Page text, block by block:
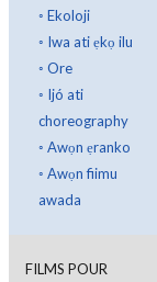
◦ Ekoloji
◦ Iwa ati ẹkọ ilu
◦ Ore
◦ Ijó ati
choreography
◦ Awọn ẹranko
◦ Awọn fiimu
awada
FILMS POUR